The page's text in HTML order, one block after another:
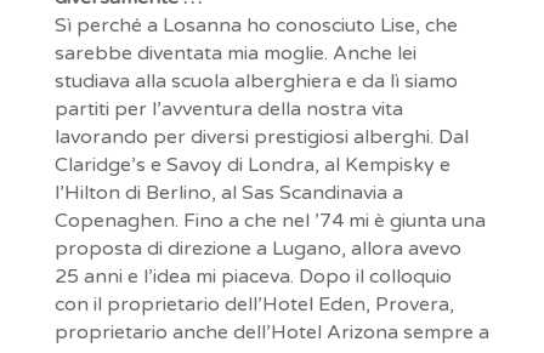
Sì perché a Losanna ho conosciuto Lise, che
sarebbe diventata mia moglie. Anche lei
studiava alla scuola alberghiera e da lì siamo
partiti per l’avventura della nostra vita
lavorando per diversi prestigiosi alberghi. Dal
Claridge’s e Savoy di Londra, al Kempisky e
l’Hilton di Berlino, al Sas Scandinavia a
Copenaghen. Fino a che nel ’74 mi è giunta una
proposta di direzione a Lugano, allora avevo
25 anni e l’idea mi piaceva. Dopo il colloquio
con il proprietario dell’Hotel Eden, Provera,
proprietario anche dell’Hotel Arizona sempre a